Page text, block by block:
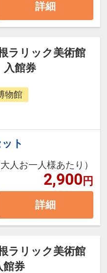
詳細
ラリック美術館
館券
物館
ト
人お一人様あたり）
2,900円
詳細
ラリック美術館
券